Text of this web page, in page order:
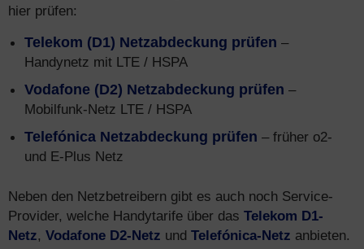
hier prüfen:
Telekom (D1) Netzabdeckung prüfen –
Handynetz mit LTE / HSPA
Vodafone (D2) Netzabdeckung prüfen –
Mobilfunk-Netz LTE / HSPA
Telefónica Netzabdeckung prüfen – früher o2-
und E-Plus Netz
Neben den Netzbetreibern gibt es auch noch Service-
Provider, welche Handytarife über das Telekom D1-
Netz, Vodafone D2-Netz und Telefónica-Netz anbieten.